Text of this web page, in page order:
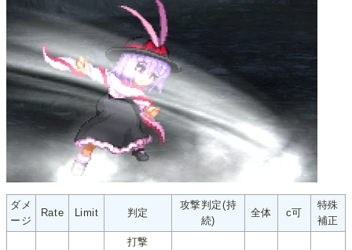
ダメ
ージ
Rate Limit 判定
攻撃判定(持
続)
全体 c可
特殊
補正
打撃